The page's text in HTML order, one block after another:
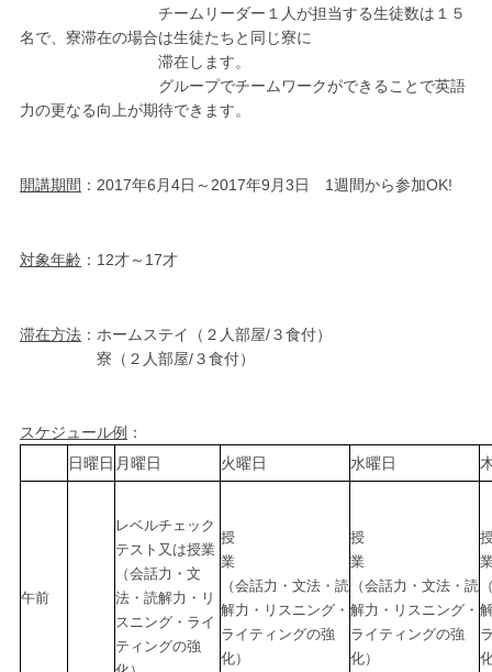
チームリーダー１人が担当する生徒数は１５
名で、寮滞在の場合は生徒たちと同じ寮に
滞在します。
グループでチームワークができることで英語
力の更なる向上が期待できます。
開講期間 ：2017年6月4日～2017年9月3日 1週間から参加OK!
対象年齢 ：12才～17才
滞在方法 ：ホームステイ（２人部屋/３食付）
寮（２人部屋/３食付）
スケジュール例 ：
日曜日 月曜日 火曜日 水曜日
午前
レベルチェック
テスト又は授業
（会話力・ 文
法・読解力・リ
スニング・ライ
ティングの強
授
業
（会話力・文法・読
解力・リスニング・
ライティングの強
化）
授
業
（会話力・文法・読
解力・リスニング・
ライティングの強
化）